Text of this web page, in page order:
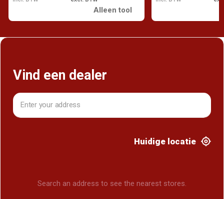
Alleen tool
Vind een dealer
Huidige locatie
Search an address to see the nearest stores.